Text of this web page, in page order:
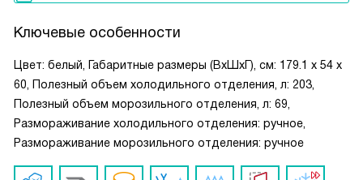
Ключевые особенности
Цвет: белый, Габаритные размеры (ВxШxГ), см: 179.1 х 54 х
60, Полезный объем холодильного отделения, л: 203,
Полезный объем морозильного отделения, л: 69,
Размораживание холодильного отделения: ручное,
Размораживание морозильного отделения: ручное